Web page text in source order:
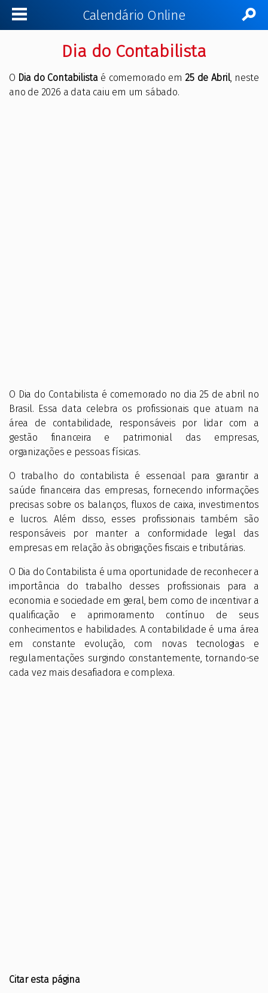
Calendário Online
Dia do Contabilista
O Dia do Contabilistaé comemorado em 25 de Abril, neste
ano de 2026 a data caiu em um sábado.
O Dia do Contabilista é comemorado no dia 25 de abril no
Brasil. Essa data celebra os profissionais que atuam na
área de contabilidade, responsáveis por lidar com a
gestão financeira e patrimonial das empresas,
organizações e pessoas físicas.
O trabalho do contabilista é essencial para garantir a
saúde financeira das empresas, fornecendo informações
precisas sobre os balanços, fluxos de caixa, investimentos
e lucros. Além disso, esses profissionais também são
responsáveis por manter a conformidade legal das
empresas em relação às obrigações fiscais e tributárias.
O Dia do Contabilista é uma oportunidade de reconhecer a
importância do trabalho desses profissionais para a
economia e sociedade em geral, bem como de incentivar a
qualificação e aprimoramento contínuo de seus
conhecimentos e habilidades. A contabilidade é uma área
em constante evolução, com novas tecnologias e
regulamentações surgindo constantemente, tornando-se
cada vez mais desafiadora e complexa.
Citar esta página